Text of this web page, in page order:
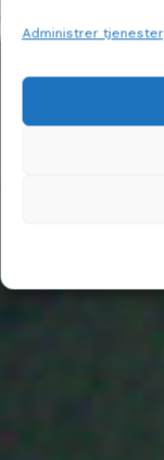
Administrer tjenester